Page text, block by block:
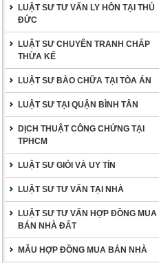
LUẬT SƯ TƯ VẤN LY HÔN TẠI THỦ
ĐỨC
LUẬT SƯ CHUYÊN TRANH CHẤP
THỪA KẾ
LUẬT SƯ BÀO CHỮA TẠI TÒA ÁN
LUẬT SƯ TẠI QUẬN BÌNH TÂN
DỊCH THUẬT CÔNG CHỨNG TẠI
TPHCM
LUẬT SƯ GIỎI VÀ UY TÍN
LUẬT SƯ TƯ VẤN TẠI NHÀ
LUẬT SƯ TƯ VẤN HỢP ĐỒNG MUA
BÁN NHÀ ĐẤT
MẪU HỢP ĐỒNG MUA BÁN NHÀ